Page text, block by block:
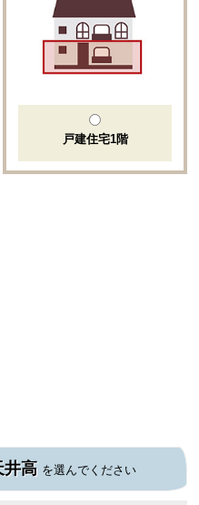
戸建住宅1階
井高 を選んでください